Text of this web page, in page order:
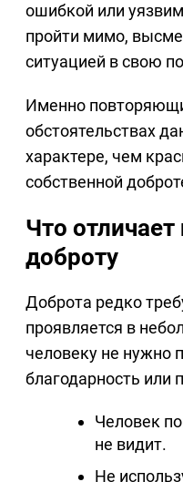
ошибкой или
пройти мимо,
ситуацией в свою
Именно
обстоятельствах
характере, чем
собственной
Что
доброту
Доброта редко
проявляется в
человеку не нужно
благодарность или
Человек
не видит.
Не